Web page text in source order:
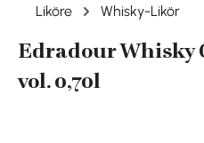
Liköre Whisky-Likör
Edradour Whisky
vol. 0,70l